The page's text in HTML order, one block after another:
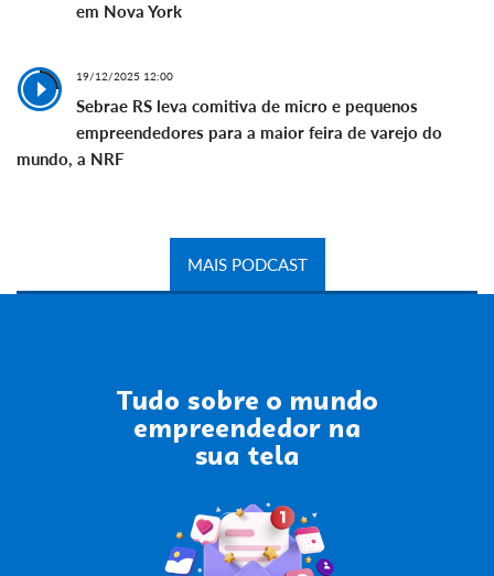
em Nova York
19/12/2025 12:00
Sebrae RS leva comitiva de micro e pequenos
empreendedores para a maior feira de varejo do
mundo, a NRF
MAIS PODCAST